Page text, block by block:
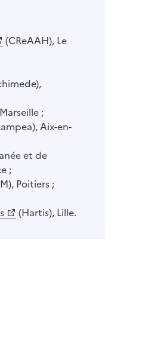
(CReAAH), Le
;
Aix-en-
et de
;
Poitiers ;
(Hartis), Lille.